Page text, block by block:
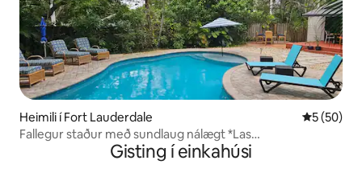
Heimili í Fort Lauderdale 5 af 5 í
5 (50)
Fallegur staður með sundlaug nálægt *Las
Olas*Riverwalk*ströndGisting í einkahúsi